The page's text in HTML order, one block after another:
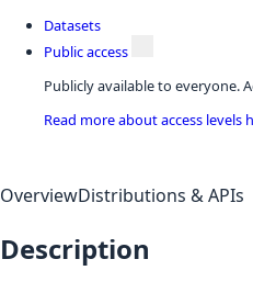
Datasets
Public access
Publicly available to everyone.
Read more about access levels
OverviewDistributions & APIs
Description